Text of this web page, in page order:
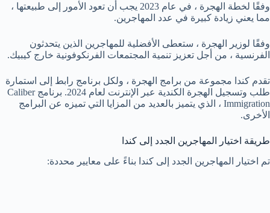
وفقًا لخطة الهجرة ، في عام 2023 يجب أن تعود الأمور إلى طبيعتها ،
مما يعني زيادة كبيرة في عدد المهاجرين.
وفقًا لوزير الهجرة ، ستعطى الأفضلية للمهاجرين الذين يتحدثون
الفرنسية ، من أجل تعزيز تنمية المجتمعات الفرنكوفونية خارج كيبيك.
تقدم كندا مجموعة من برامج الهجرة ، ولكل برنامج رابط إلى استمارة
طلب وتسجيل الهجرة الكندية عبر الإنترنت لعام 2024. برنامج Caliber
Immigration ، الذي يتميز بالعديد من المزايا التي تميزه عن البرامج
الأخرى.
طريقة اختيار المهاجرين الجدد إلى كندا
تم اختيار المهاجرين الجدد إلى كندا بناءً على معايير محددة: